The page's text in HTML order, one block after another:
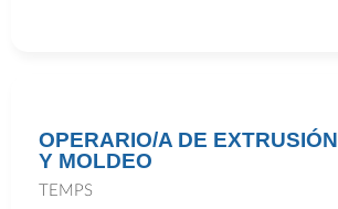
OPERARIO/A DE EXTRUSIÓN
Y MOLDEO
TEMPS